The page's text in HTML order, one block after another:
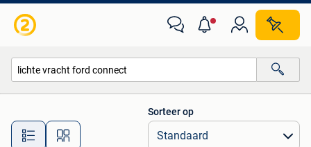
Alle afstanden…
Sorteer op